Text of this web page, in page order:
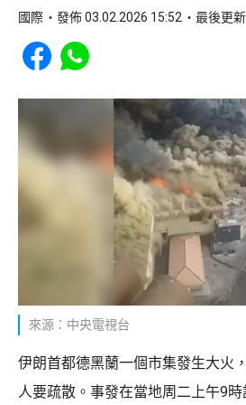
國際 發佈 03.02.2026 15:52 最後更
Share to Facebook
Share to WhatsApp
來源：中央電視台
伊朗首都德黑蘭一個市集發生大火
人要疏散。事發在當地周二上午9